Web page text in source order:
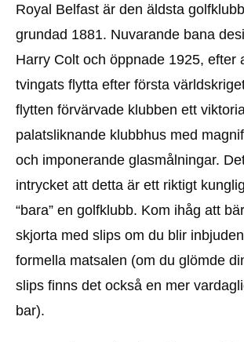
Royal Belfast är den äldsta
grundad 1881. Nuvarande bana
Harry Colt och öppnade 1925, efter
tvingats flytta efter första
flytten förvärvade klubben ett
palatsliknande klubbhus med
och imponerande glasmålningar.
intrycket att detta är ett riktigt
“bara” en golfklubb. Kom ihåg att
skjorta med slips om du blir
formella matsalen (om du glömde
slips finns det också en mer
bar).